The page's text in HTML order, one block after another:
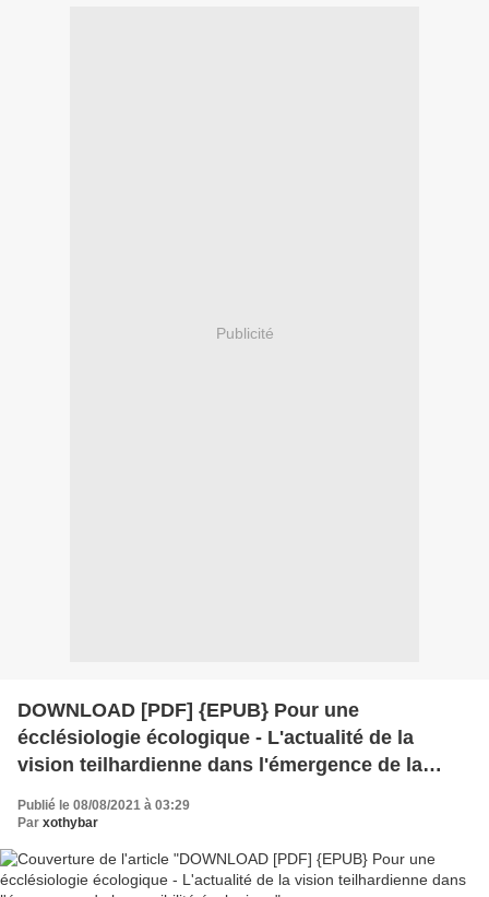
Publicité
DOWNLOAD [PDF] {EPUB} Pour une
écclésiologie écologique - L'actualité de la
vision teilhardienne dans l'émergence de la
Publié le 08/08/2021 à 03:29
Par xothybar